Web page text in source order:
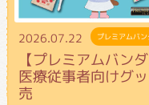
2026.07.22 プレミアムバ
【プレミアムバン
医療従事者向けグ
売